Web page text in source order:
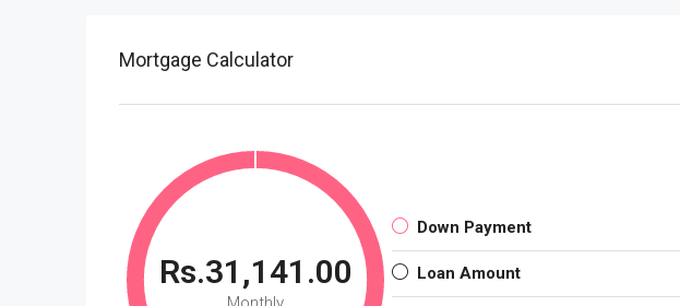
Mortgage Calculator
Rs.31,141.00
Down Payment
Loan Amount